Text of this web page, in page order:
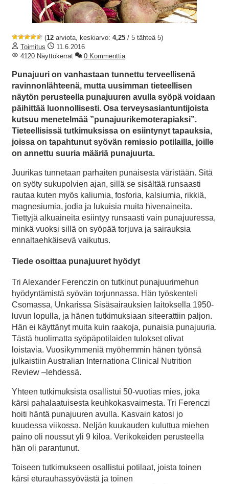
(12 arviota, keskiarvo: 4,25 / 5 tähteä 5)
Toimitus
11.6.2016
4120 Näyttökerrat
0 Kommenttia
Punajuuri on vanhastaan tunnettu terveellisenä
ravinnonlähteenä, mutta uusimman tieteellisen
näytön perusteella punajuuren avulla syöpä voidaan
päihittää luonnollisesti. Osa terveysasiantuntijoista
kutsuu menetelmää ”punajuurikemoterapiaksi”.
Tieteellisissä tutkimuksissa on esiintynyt tapauksia,
joissa on tapahtunut syövän remissio potilailla, joille
on annettu suuria määriä punajuurta.
Juurikas tunnetaan parhaiten punaisesta väristään. Sitä
on syöty sukupolvien ajan, sillä se sisältää runsaasti
rautaa kuten myös kaliumia, fosforia, kalsiumia, rikkiä,
magnesiumia, jodia ja lukuisia muita hivenaineita.
Tiettyjä alkuaineita esiintyy runsaasti vain punajuuressa,
minkä vuoksi sillä on syöpää torjuva ja sairauksia
ennaltaehkäisevä vaikutus.
Tiede osoittaa punajuuret hyödyt
Tri Alexander Ferenczin on tutkinut punajuurimehun
hyödyntämistä syövän torjunnassa. Hän työskenteli
Csomassa, Unkarissa Sisäsairauksien laitoksella 1950-
luvun lopulla, ja hänen tutkimuksiaan siteerattiin paljon.
Hän ei käyttänyt muita kuin raakoja, punaisia punajuuria.
Tästä huolimatta syöpäpotilaiden tulokset olivat
loistavia. Vuosikymmeniä myöhemmin hänen työnsä
julkaistiin Australian Internationa Clinical Nutrition
Review –lehdessä.
Yhteen tutkimuksista osallistui 50-vuotias mies, joka
kärsi pahalaatuisesta keuhkokasvaimesta. Tri Ferenczi
hoiti häntä punajuuren avulla. Kasvain katosi jo
kuudessa viikossa. Neljän kuukauden kuluttua miehen
paino oli noussut yli 9 kiloa. Verikokeiden perusteella
hän oli parantunut.
Toiseen tutkimukseen osallistui potilaat, joista toinen
kärsi eturauhassyövästä ja toinen